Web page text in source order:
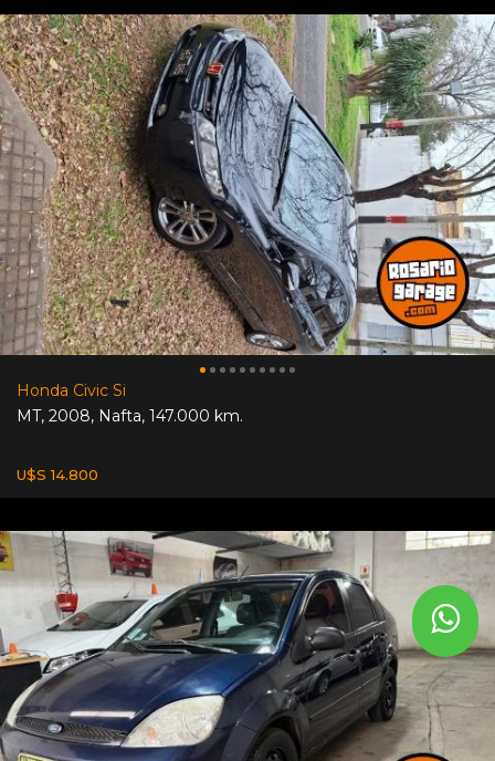
Honda Civic Si
MT, 2008, Nafta, 147.000 km.
U$S 14.800